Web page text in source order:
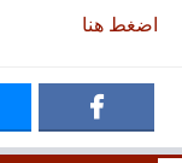
اضغط هنا